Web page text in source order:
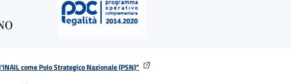
come Polo Strategico Nazionale (PSN)"